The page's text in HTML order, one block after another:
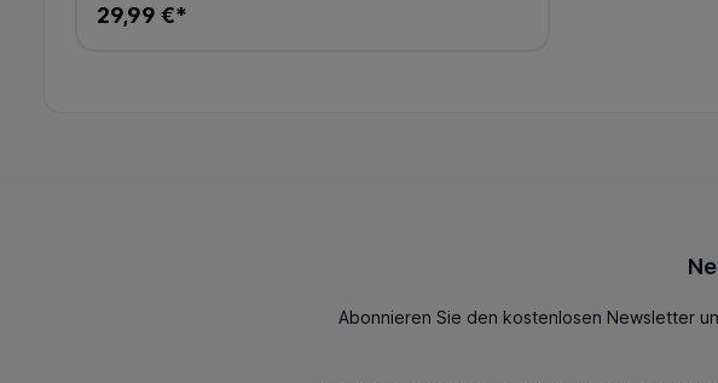
29,99 €*
Abonnieren Sie den kostenlosen Newsletter